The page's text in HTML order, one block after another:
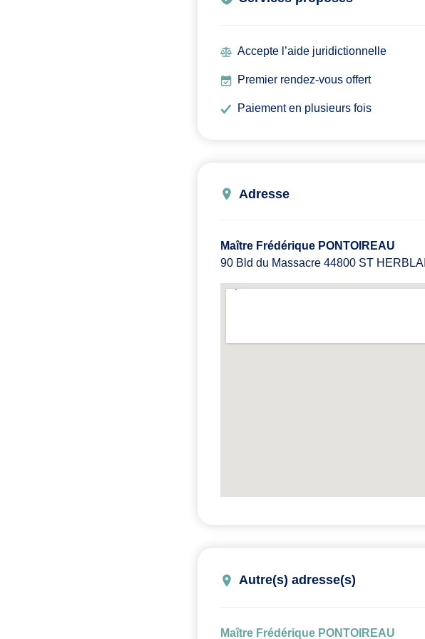
Accepte l’aide juridictionnelle
Premier rendez-vous offert
Paiement en plusieurs fois
Adresse
Maître Frédérique PONTOIREAU
90 Bld du Massacre 44800 ST
Autre(s) adresse(s)
Maître Frédérique PONTOIREAU